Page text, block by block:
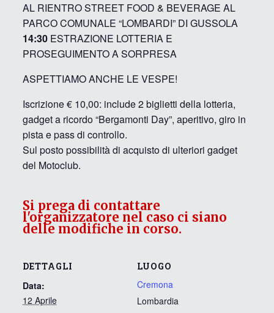
AL RIENTRO STREET FOOD & BEVERAGE AL
PARCO COMUNALE “LOMBARDI” DI GUSSOLA
14:30ESTRAZIONE LOTTERIA E
PROSEGUIMENTO A SORPRESA
ASPETTIAMO ANCHE LE VESPE!
Iscrizione € 10,00: include 2 biglietti della lotteria,
gadget a ricordo “Bergamonti Day”, aperitivo, giro in
pista e pass di controllo.
Sul posto possibilità di acquisto di ulteriori gadget
del Motoclub.
DETTAGLI
Data:
12 Aprile
LUOGO
Cremona
Lombardia
Si prega di contattare
l'organizzatore nel caso ci siano
delle modifiche in corso.